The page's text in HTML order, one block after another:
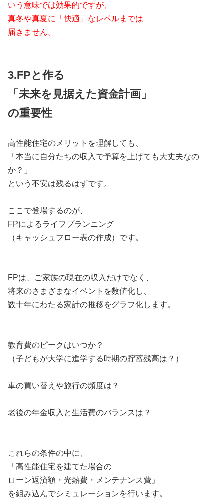
いう意味では効果的ですが、
真冬や真夏に「快適」なレベルまでは
届きません。
3.FPと作る
「未来を見据えた資金計画」
の重要性
高性能住宅のメリットを理解しても、
「本当に自分たちの収入で予算を上げても大丈夫なの
か？」
という不安は残るはずです。
ここで登場するのが、
FPによるライフプランニング
（キャッシュフロー表の作成）です。
FPは、ご家族の現在の収入だけでなく、
将来のさまざまなイベントを数値化し、
数十年にわたる家計の推移をグラフ化します。
教育費のピークはいつか？
（子どもが大学に進学する時期の貯蓄残高は？）
車の買い替えや旅行の頻度は？
老後の年金収入と生活費のバランスは？
これらの条件の中に、
「高性能住宅を建てた場合の
ローン返済額・光熱費・メンテナンス費」
を組み込んでシミュレーションを行います。